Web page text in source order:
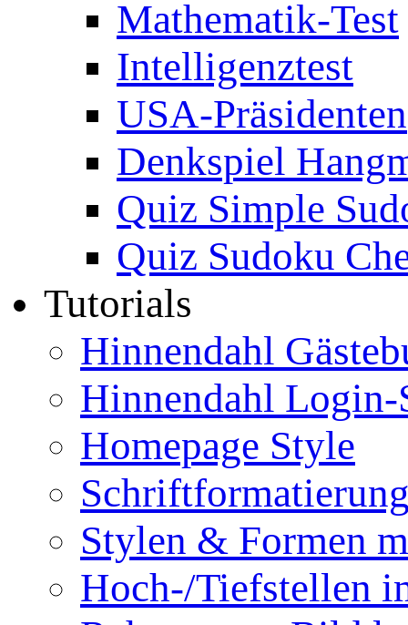
Mathematik-Test
Intelligenztest
USA-Präsidenten
Denkspiel
Quiz Simple
Quiz Sudoku
Tutorials
Hinnendahl
Hinnendahl Login-
Homepage Style
Stylen & Formen
Hoch-/Tiefstellen